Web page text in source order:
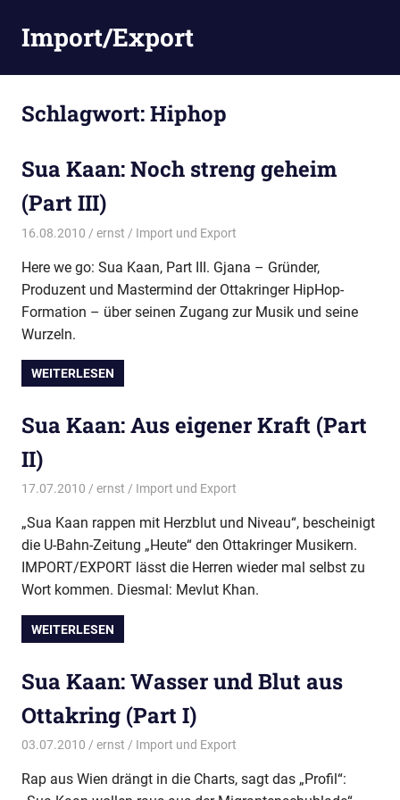
InhaltImport/Export
Schlagwort:Hiphop
Sua Kaan: Noch streng geheim
(Part III)
16.08.2010 ernst Import und Export
Here we go: Sua Kaan, Part III. Gjana – Gründer,
Produzent und Mastermind der Ottakringer HipHop-
Formation – über seinen Zugang zur Musik und seine
Wurzeln.
WEITERLESEN
Sua Kaan: Aus eigener Kraft (Part
II)
17.07.2010 ernst Import und Export
„Sua Kaan rappen mit Herzblut und Niveau“, bescheinigt
die U-Bahn-Zeitung „Heute“ den Ottakringer Musikern.
IMPORT/EXPORT lässt die Herren wieder mal selbst zu
Wort kommen. Diesmal: Mevlut Khan.
WEITERLESEN
Sua Kaan: Wasser und Blut aus
Ottakring (Part I)
03.07.2010 ernst Import und Export
Rap aus Wien drängt in die Charts, sagt das „Profil“: